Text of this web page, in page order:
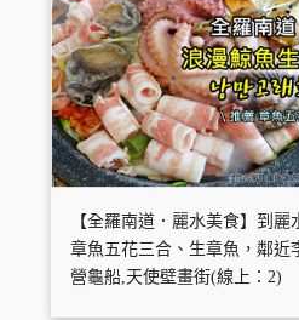
【全羅南道．麗水美食】到麗
章魚五花三合、生章魚，鄰近
營龜船,天使壁畫街(線上：2)